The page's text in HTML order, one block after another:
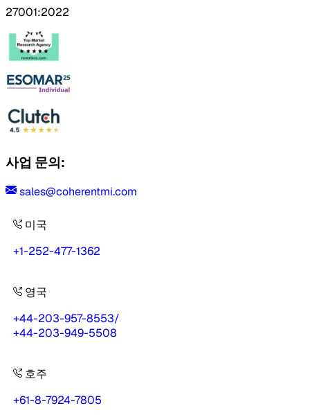
27001:2022
사업 문의:
sales@coherentmi.com
미국
+1-252-477-1362
영국
+44-203-957-8553/
+44-203-949-5508
호주
+61-8-7924-7805